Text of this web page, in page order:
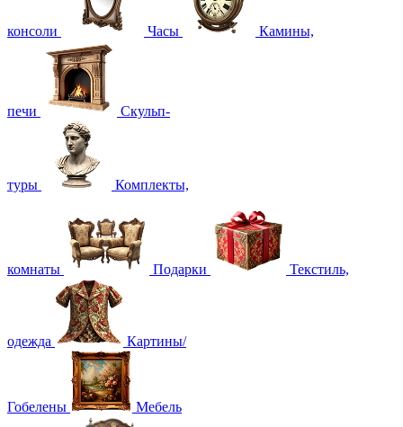
консоли Часы Камины,
печи Скульп-
туры Комплекты,
комнаты Подарки Текстиль,
одежда Картины/
Гобелены Мебель